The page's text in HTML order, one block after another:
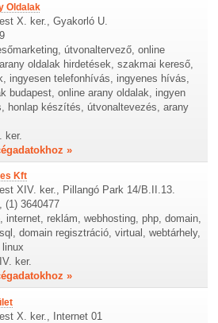
Oldalak
X. ker., Gyakorló U.
útvonaltervező, online
oldalak hirdetések, szakmai kereső,
ingyesen telefonhívás, ingyenes hívás,
budapest, online arany oldalak, ingyen
honlap készítés, útvonaltevezés, arany
ker.
»
Kft
XIV. ker., Pillangó Park 14/B.II.13.
(1) 3640477
internet, reklám, webhosting, php, domain,
domain regisztráció, virtual, webtárhely,
ker.
»
X. ker., Internet 01